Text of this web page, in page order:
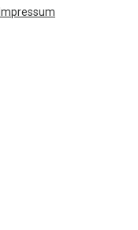
Impressum